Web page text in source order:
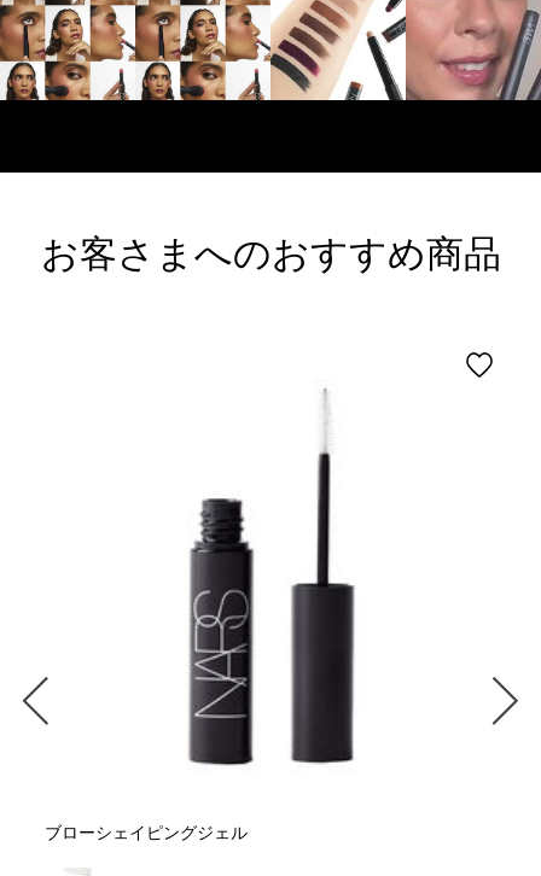
お客さまへのおすすめ商品
ブローシェイピングジェル